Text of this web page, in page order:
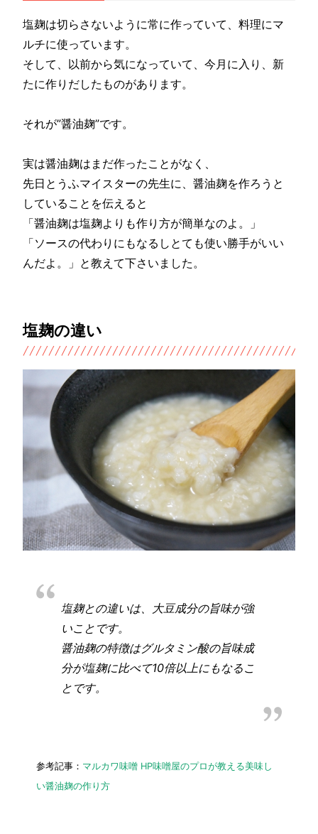
塩麹は切らさないように常に作っていて、料理にマ
ルチに使っています。
そして、以前から気になっていて、今月に入り、新
たに作りだしたものがあります。
それが”醤油麹”です。
実は醤油麹はまだ作ったことがなく、
先日とうふマイスターの先生に、醤油麹を作ろうと
していることを伝えると
「醤油麹は塩麹よりも作り方が簡単なのよ。」
「ソースの代わりにもなるしとても使い勝手がいい
んだよ。」と教えて下さいました。
塩麹の違い
塩麹との違いは、大豆成分の旨味が強
いことです。
醤油麹の特徴はグルタミン酸の旨味成
分が塩麹に比べて10倍以上にもなるこ
とです。
参考記事： マルカワ味噌 HP味噌屋のプロが教える美味し
い醤油麹の作り方